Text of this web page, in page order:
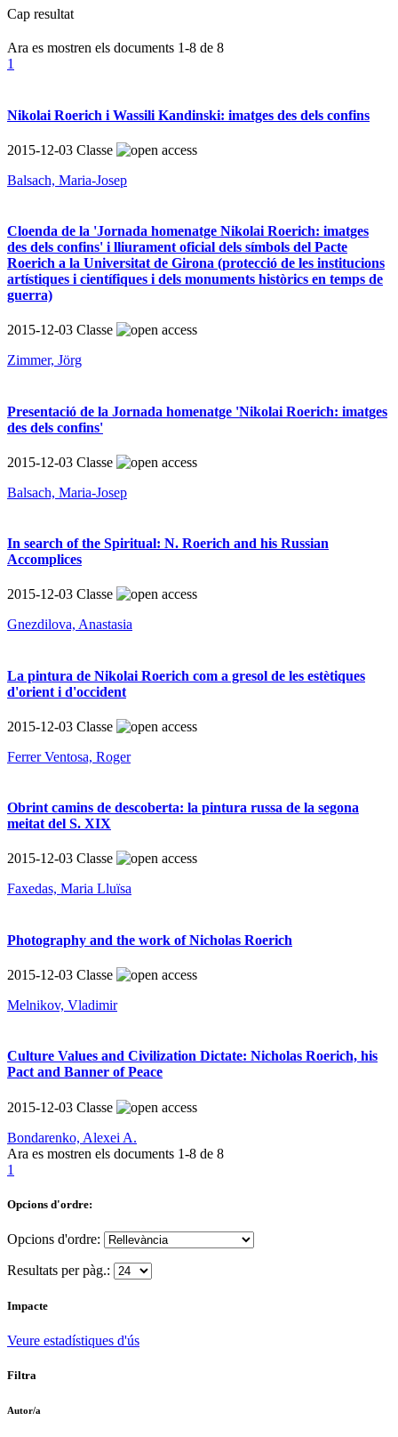
Cap resultat
Ara es mostren els documents 1-8 de 8
1
Nikolai Roerich i Wassili Kandinski: imatges des dels confins
2015-12-03 Classe
Balsach, Maria-Josep
Cloenda de la 'Jornada homenatge Nikolai Roerich: imatges
des dels confins' i lliurament oficial dels símbols del Pacte
Roerich a la Universitat de Girona (protecció de les institucions
artístiques i científiques i dels monuments històrics en temps de
guerra)
2015-12-03 Classe
Zimmer, Jörg
Presentació de la Jornada homenatge 'Nikolai Roerich: imatges
des dels confins'
2015-12-03 Classe
Balsach, Maria-Josep
In search of the Spiritual: N. Roerich and his Russian
Accomplices
2015-12-03 Classe
Gnezdilova, Anastasia
La pintura de Nikolai Roerich com a gresol de les estètiques
d'orient i d'occident
2015-12-03 Classe
Ferrer Ventosa, Roger
Obrint camins de descoberta: la pintura russa de la segona
meitat del S. XIX
2015-12-03 Classe
Faxedas, Maria Lluïsa
Photography and the work of Nicholas Roerich
2015-12-03 Classe
Melnikov, Vladimir
Culture Values and Civilization Dictate: Nicholas Roerich, his
Pact and Banner of Peace
2015-12-03 Classe
Bondarenko, Alexei A.
Ara es mostren els documents 1-8 de 8
1
Opcions d'ordre:
Opcions d'ordre:
Resultats per pàg.:
Impacte
Veure estadístiques d'ús
Filtra
Autor/a